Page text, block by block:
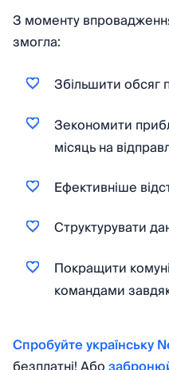
З моменту
змогла:
Збільшити обсяг
Зекономити
місяць на
Ефективніше
Структурувати
Покращити
командами
Спробуйте українську